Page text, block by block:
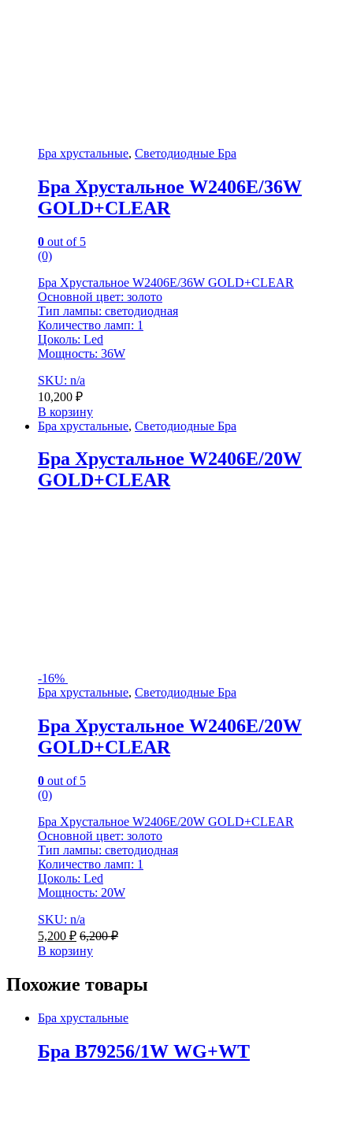
Бра хрустальные, Светодиодные Бра
Бра Хрустальное W2406E/36W
GOLD+CLEAR
0 out of 5
(0)
Бра Хрустальное W2406E/36W GOLD+CLEAR
Основной цвет: золото
Тип лампы: светодиодная
Количество ламп: 1
Цоколь: Led
Мощность: 36W
SKU: n/a
10,200 ₽
В корзину
Бра хрустальные, Светодиодные Бра
Бра Хрустальное W2406E/20W
GOLD+CLEAR
-16%
Бра хрустальные, Светодиодные Бра
Бра Хрустальное W2406E/20W
GOLD+CLEAR
0 out of 5
(0)
Бра Хрустальное W2406E/20W GOLD+CLEAR
Основной цвет: золото
Тип лампы: светодиодная
Количество ламп: 1
Цоколь: Led
Мощность: 20W
SKU: n/a
5,200 ₽ 6,200₽
В корзину
Похожие товары
Бра хрустальные
Бра B79256/1W WG+WT